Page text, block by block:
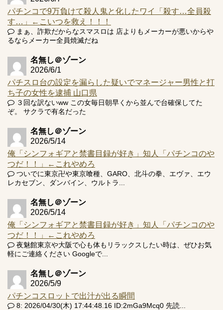
Powered by livedoor 相互RSS
パチンコで9万負けて殺人鬼と化したワイ「殺す…全員殺
す…」←こいつを救え！！！
まぁ、詐欺だからなスマスロは 店よりもメーカーが悪いからや
るならメーカー全員焼滅だね
名無し＠ゾーン
2026/6/1
パチスロ台の設定を漏らした疑いでマネージャー男性と打
ち子の女性を逮捕 山口県
３回な訳ないww この女毎日朝早くから並んで台確保してた
ぞ。 サクラで有名だった
名無し＠ゾーン
2026/5/14
俺「シンフォギアと禁書目録が好き」知人「パチンコのや
つだ！！」←これやめろ
ついでに東京卍や東京喰種、GARO、北斗の拳、エヴァ、エウ
レカセブン、ダンバイン、ウルトラ...
名無し＠ゾーン
2026/5/14
俺「シンフォギアと禁書目録が好き」知人「パチンコのや
つだ！！」←これやめろ
夜魅館東京や大阪で心も体もリラックスしたい時は、ぜひお気
軽にご連絡ください Googleで...
名無し＠ゾーン
2026/5/9
パチンコスロットで出汁が出る瞬間
8: 2026/04/30(木) 17:44:48.16 ID:2mGa9Mcq0 先読...